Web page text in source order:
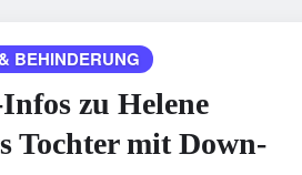
BEHINDERUNG
zu Helene
Tochter mit Down-